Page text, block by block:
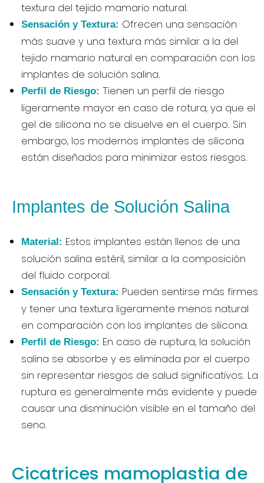
textura del tejido mamario natural.
Sensación y Textura: Ofrecen una sensación
más suave y una textura más similar a la del
tejido mamario natural en comparación con los
implantes de solución salina.
Perfil de Riesgo: Tienen un perfil de riesgo
ligeramente mayor en caso de rotura, ya que el
gel de silicona no se disuelve en el cuerpo. Sin
embargo, los modernos implantes de silicona
están diseñados para minimizar estos riesgos.
Implantes de Solución Salina
Material: Estos implantes están llenos de una
solución salina estéril, similar a la composición
del fluido corporal.
Sensación y Textura: Pueden sentirse más firmes
y tener una textura ligeramente menos natural
en comparación con los implantes de silicona.
Perfil de Riesgo: En caso de ruptura, la solución
salina se absorbe y es eliminada por el cuerpo
sin representar riesgos de salud significativos. La
ruptura es generalmente más evidente y puede
causar una disminución visible en el tamaño del
seno.
Cicatrices mamoplastia de